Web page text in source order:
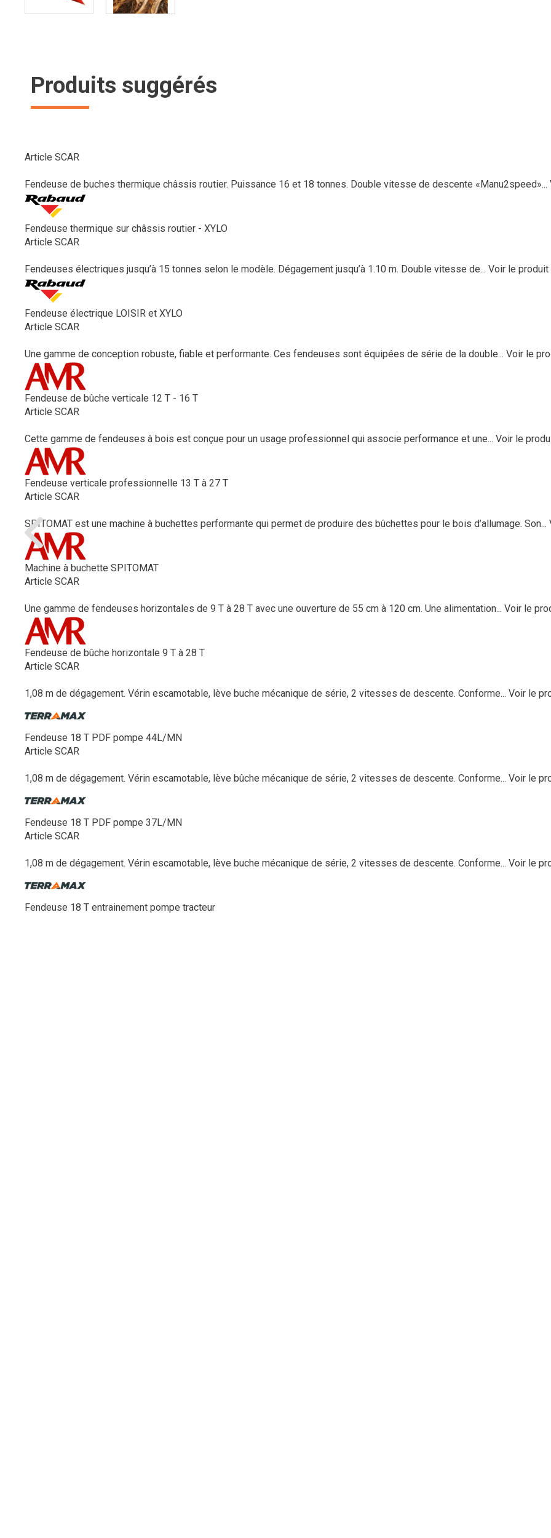
Produits suggérés
Article SCAR
Fendeuse de buches thermique châssis routier. Puissance 16 et 18 tonnes. Double vitesse de descente «Manu2speed»...
Fendeuse thermique sur châssis routier - XYLO
Article SCAR
Fendeuses électriques jusqu’à 15 tonnes selon le modèle. Dégagement jusqu’à 1.10 m. Double vitesse de... Voir le produit
Fendeuse électrique LOISIR et XYLO
Article SCAR
Une gamme de conception robuste, fiable et performante. Ces fendeuses sont équipées de série de la double... Voir le
Fendeuse de bûche verticale 12 T - 16 T
Article SCAR
Cette gamme de fendeuses à bois est conçue pour un usage professionnel qui associe performance et une... Voir le
Fendeuse verticale professionnelle 13 T à 27 T
Article SCAR
SPITOMAT est une machine à buchettes performante qui permet de produire des bûchettes pour le bois d’allumage. Son...
Machine à buchette SPITOMAT
Article SCAR
Une gamme de fendeuses horizontales de 9 T à 28 T avec une ouverture de 55 cm à 120 cm. Une alimentation... Voir le
Fendeuse de bûche horizontale 9 T à 28 T
Article SCAR
1,08 m de dégagement. Vérin escamotable, lève buche mécanique de série, 2 vitesses de descente. Conforme... Voir le
Fendeuse 18 T PDF pompe 44L/MN
Article SCAR
1,08 m de dégagement. Vérin escamotable, lève bûche mécanique de série, 2 vitesses de descente. Conforme... Voir le
Fendeuse 18 T PDF pompe 37L/MN
Article SCAR
1,08 m de dégagement. Vérin escamotable, lève buche mécanique de série, 2 vitesses de descente. Conforme... Voir le
Fendeuse 18 T entrainement pompe tracteur